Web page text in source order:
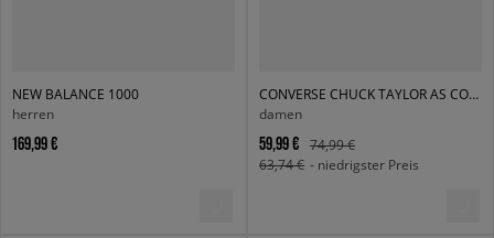
NEW BALANCE 1000
herren
169,99 €
CONVERSE CHUCK TAYLOR AS CORE HI
damen
59,99 €
74,99 €
63,74 € - niedrigster Preis